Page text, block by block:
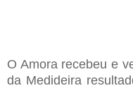
O Amora recebeu e
da Medideira